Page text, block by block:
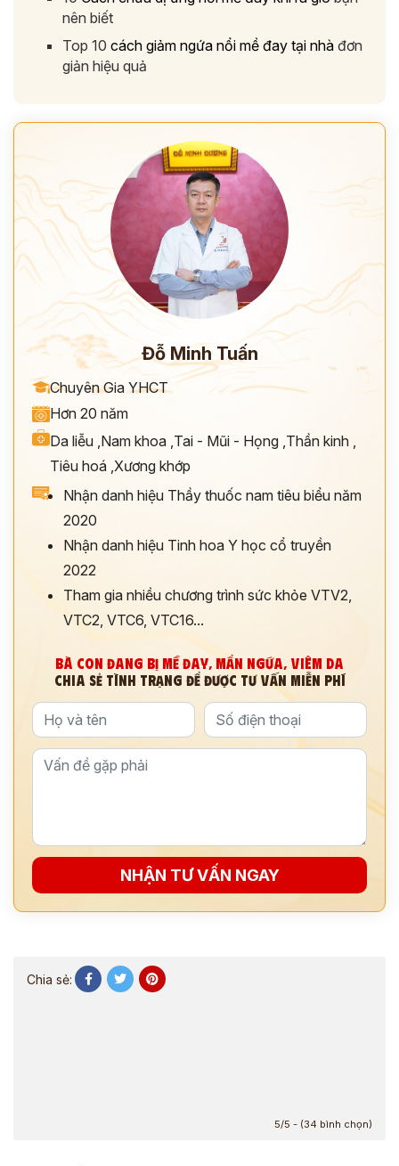
nên biết
Top 10 cách giảm ngứa nổi mề đay tại nhà đơn
giản hiệu quả
Đỗ Minh Tuấn
Chuyên Gia YHCT
Hơn 20 năm
Da liễu ,Nam khoa ,Tai - Mũi - Họng ,Thần kinh ,
Tiêu hoá ,Xương khớp
Nhận danh hiệu Thầy thuốc nam tiêu biểu năm
2020
Nhận danh hiệu Tinh hoa Y học cổ truyền
2022
Tham gia nhiều chương trình sức khỏe VTV2,
VTC2, VTC6, VTC16...
BÀ CON ĐANG BỊ MỀ ĐAY, MẨN NGỨA, VIÊM DA
CHIA SẺ TÌNH TRẠNG ĐỂ ĐƯỢC TƯ VẤN MIỄN PHÍ
NHẬN TƯ VẤN NGAY
Chia sẻ:
5/5 - (34 bình chọn)